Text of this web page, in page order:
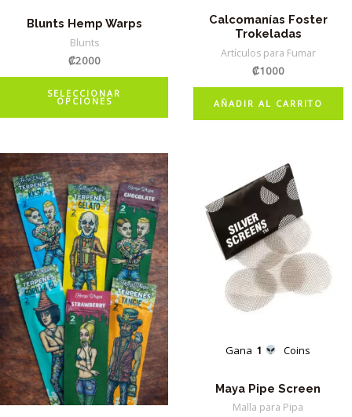
Blunts Hemp Warps
Blunts
₡2000
SELECCIONAR
OPCIONES
Este
producto
variantes.
Las
opciones
se
pueden
elegir
en
la
página
de
producto
Calcomanías Foster
Trokeladas
Artículos para Fumar
₡1000
AÑADIR AL CARRITO
Gana 1 Coins
Maya Pipe Screen
Malla para Pipa